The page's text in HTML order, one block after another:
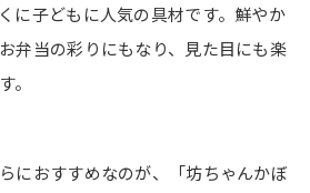
に子どもに人気の具材です。鮮やか
弁当の彩りにもなり、見た目にも楽
。
におすすめなのが、「坊ちゃんかぼ